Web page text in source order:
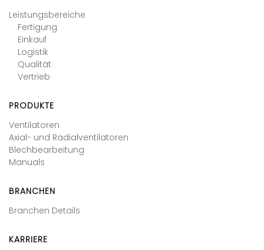
Leistungsbereiche
Fertigung
Einkauf
Logistik
Qualität
Vertrieb
PRODUKTE
Ventilatoren
Axial- und Radialventilatoren
Blechbearbeitung
Manuals
BRANCHEN
Branchen Details
KARRIERE